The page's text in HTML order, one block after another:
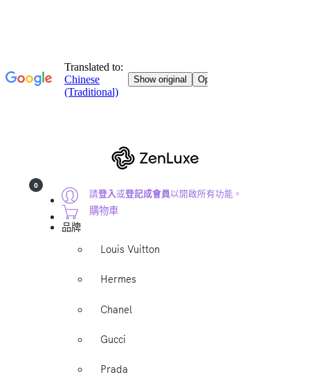
請登入或登記成會員以開啟所有功能。
0
購物車
品牌
Louis Vuitton
Hermes
Chanel
Gucci
Prada